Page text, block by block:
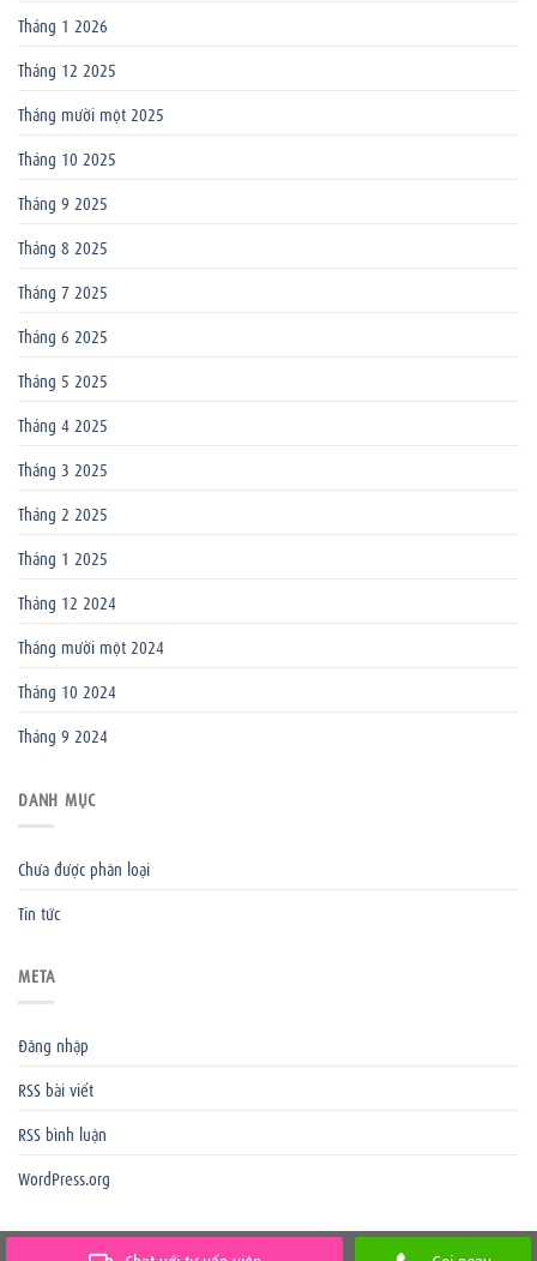
Tháng 1 2026
Tháng 12 2025
Tháng mười một 2025
Tháng 10 2025
Tháng 9 2025
Tháng 8 2025
Tháng 7 2025
Tháng 6 2025
Tháng 5 2025
Tháng 4 2025
Tháng 3 2025
Tháng 2 2025
Tháng 1 2025
Tháng 12 2024
Tháng mười một 2024
Tháng 10 2024
Tháng 9 2024
DANH MỤC
Chưa được phân loại
Tin tức
META
Đăng nhập
RSS bài viết
RSS bình luận
WordPress.org